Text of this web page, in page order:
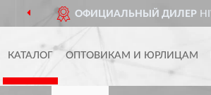
HIWATCH В РОССИИ
КАТАЛОГ ОПТОВИКАМ И ЮРЛИЦАМ